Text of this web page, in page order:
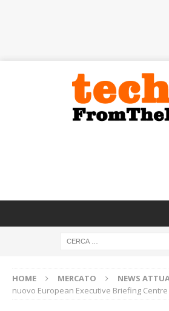
HOME MERCATO NEWS
nuovo European Executive Briefing